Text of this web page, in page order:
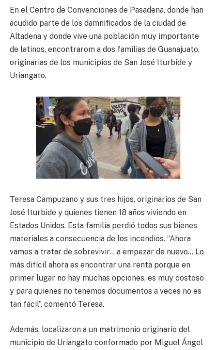
En el Centro de Convenciones de Pasadena, donde han
acudido parte de los damnificados de la ciudad de
Altadena y donde vive una población muy importante
de latinos, encontrarom a dos familias de Guanajuato,
originarias de los municipios de San José Iturbide y
Uriangato.
Teresa Campuzano y sus tres hijos, originarios de San
José Iturbide y quienes tienen 18 años viviendo en
Estados Unidos. Esta familia perdió todos sus bienes
materiales a consecuencia de los incendios. “Ahora
vamos a tratar de sobrevivir… a empezar de nuevo… Lo
más difícil ahora es encontrar una renta porque en
primer lugar no hay muchas opciones, es muy costoso
y para quienes no tenemos documentos a veces no es
tan fácil”, comentó Teresa.
Además, localizaron a un matrimonio originario del
municipio de Uriangato conformado por Miguel Ángel